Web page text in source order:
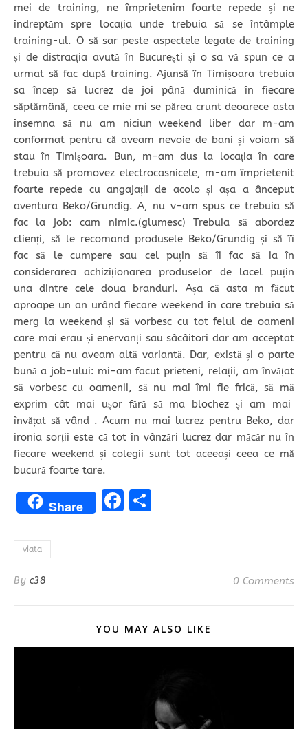
mei de training, ne împrietenim foarte repede și ne
îndreptăm spre locația unde trebuia să se întâmple
training-ul. O să sar peste aspectele legate de training
și de distracția avută în București și o sa vă spun ce a
urmat să fac după training. Ajunsă în Timișoara trebuia
sa încep să lucrez de joi până duminică în fiecare
săptămână, ceea ce mie mi se părea crunt deoarece asta
însemna să nu am niciun weekend liber dar m-am
conformat pentru că aveam nevoie de bani și voiam să
stau în Timișoara. Bun, m-am dus la locația în care
trebuia să promovez electrocasnicele, m-am împrietenit
foarte repede cu angajații de acolo și așa a ânceput
aventura Beko/Grundig. A, nu v-am spus ce trebuia să
fac la job: cam nimic.(glumesc) Trebuia să abordez
clienți, să le recomand produsele Beko/Grundig și să îî
fac să le cumpere sau cel puțin să îi fac să ia în
considerarea achiziționarea produselor de lacel puțin
una dintre cele doua branduri. Așa că asta m făcut
aproape un an urând fiecare weekend în care trebuia să
merg la weekend și să vorbesc cu tot felul de oameni
care mai erau și enervanți sau sâcâitori dar am acceptat
pentru că nu aveam altă variantă. Dar, există și o parte
bună a job-ului: mi-am facut prieteni, relații, am învățat
să vorbesc cu oamenii, să nu mai îmi fie frică, să mă
exprim cât mai ușor fără să ma blochez și am mai
învățat să vând . Acum nu mai lucrez pentru Beko, dar
ironia sorții este că tot în vânzări lucrez dar măcăr nu în
fiecare weekend și colegii sunt tot aceeași ceea ce mă
bucură foarte tare.
Share Facebook
viata
By c38 0 Comments
YOU MAY ALSO LIKE